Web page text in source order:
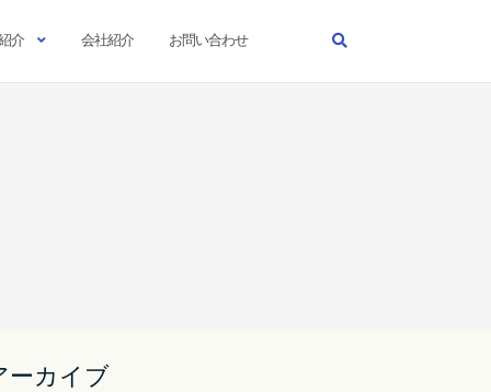
介 会社紹介 お問い合わせ
ーカイブ